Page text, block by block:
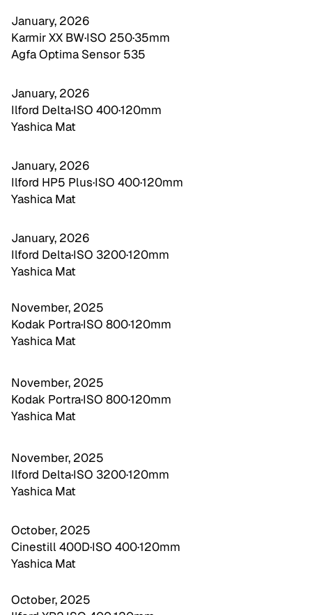
January, 2026
Karmir XX BW·ISO 250·35mm
Agfa Optima Sensor 535
January, 2026
Ilford Delta·ISO 400·120mm
Yashica Mat
January, 2026
Ilford HP5 Plus·ISO 400·120mm
Yashica Mat
January, 2026
Ilford Delta·ISO 3200·120mm
Yashica Mat
November, 2025
Kodak Portra·ISO 800·120mm
Yashica Mat
November, 2025
Kodak Portra·ISO 800·120mm
Yashica Mat
November, 2025
Ilford Delta·ISO 3200·120mm
Yashica Mat
October, 2025
Cinestill 400D·ISO 400·120mm
Yashica Mat
October, 2025